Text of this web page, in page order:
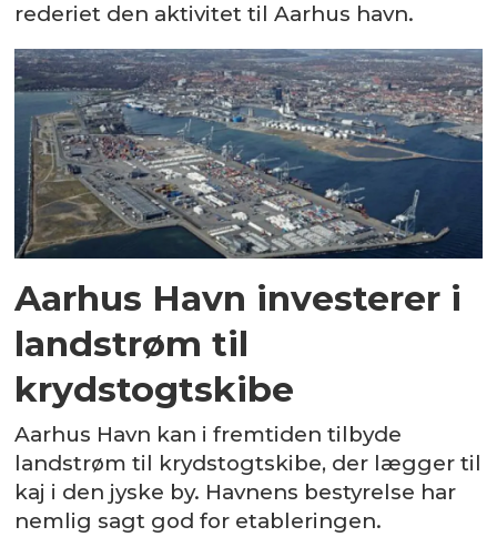
rederiet den aktivitet til Aarhus havn.
Aarhus Havn investerer i
landstrøm til
krydstogtskibe
Aarhus Havn kan i fremtiden tilbyde
landstrøm til krydstogtskibe, der lægger til
kaj i den jyske by. Havnens bestyrelse har
nemlig sagt god for etableringen.